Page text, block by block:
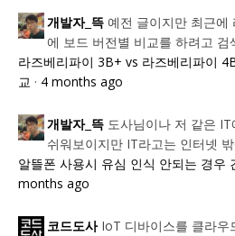
개발자_뜩 예전 글이지만 최근에
에 보드 버전별 비교를 하려고 검
라즈베리파이 3B+ vs 라즈베리파이
교 · 4 months ago
개발자_뜩 도사님이나 저 같은
쉬워보이지만 IT라고는 인터넷 밖
알뜰폰 사용시 유심 인식 안되는 경우
months ago
코드도사 IoT 디바이스를 클라우